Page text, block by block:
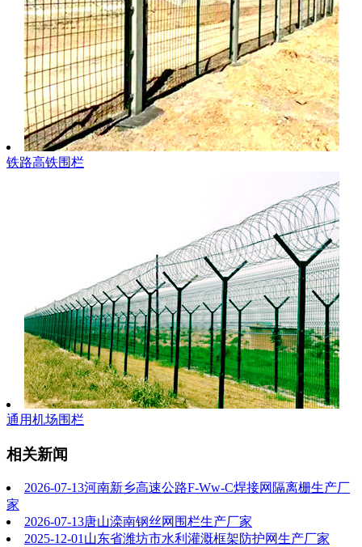
铁路高铁围栏
通用机场围栏
相关新闻
2026-07-13河南新乡高速公路F-Ww-C焊接网隔离栅生产厂
家
2026-07-13唐山滦南钢丝网围栏生产厂家
2025-12-01 山东省潍坊市水利灌溉框架防护网生产厂家